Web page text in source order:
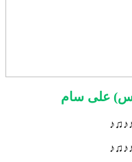
علی سام